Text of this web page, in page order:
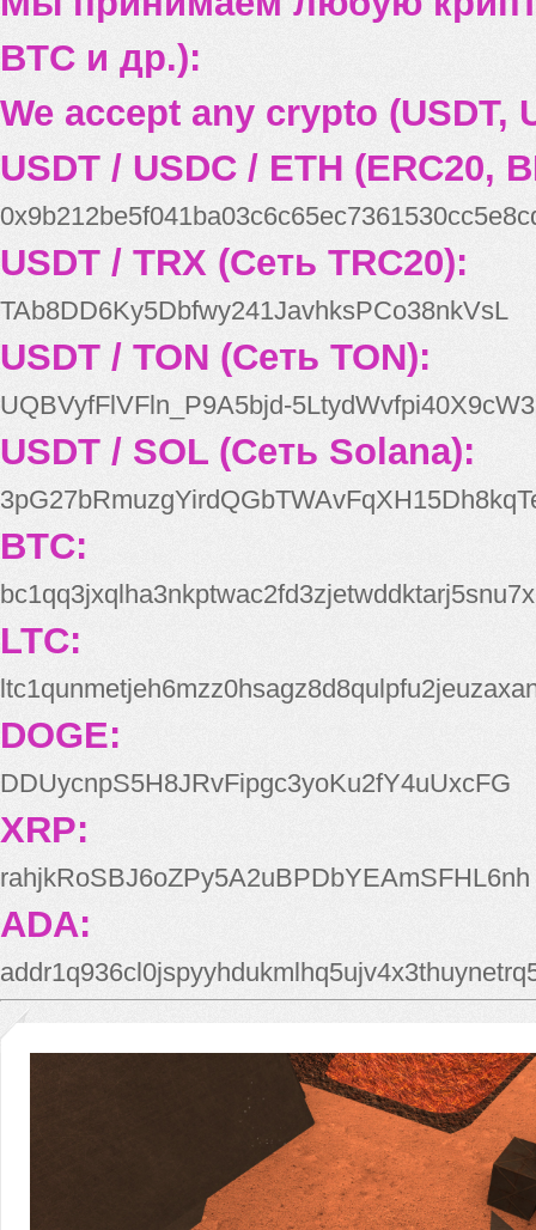
BTC и др.):
We accept any crypto (USDT,
USDT / USDC / ETH (ERC20,
USDT / TRX (Сеть TRC20):
TAb8DD6Ky5Dbfwy241JavhksPCo38nkVsL
USDT / TON (Сеть TON):
UQBVyfFlVFln_P9A5bjd-
USDT / SOL (Сеть Solana):
BTC:
bc1qq3jxqlha3nkptwac2fd3zjetwddktarj5snu7x
LTC:
DOGE:
DDUycnpS5H8JRvFipgc3yoKu2fY4uUxcFG
XRP:
rahjkRoSBJ6oZPy5A2uBPDbYEAmSFHL6nh
ADA: